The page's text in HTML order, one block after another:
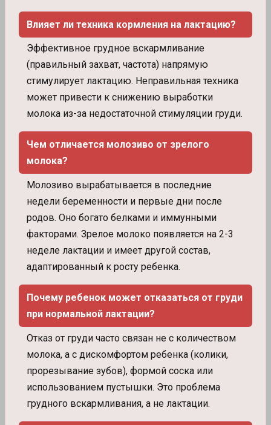
Влияет ли техника кормления на лактацию?
Эффективное грудное вскармливание
(правильный захват, частота) напрямую
стимулирует лактацию. Неправильная техника
может привести к снижению выработки
молока из-за недостаточной стимуляции груди.
Чем отличается молозиво от зрелого
молока?
Молозиво вырабатывается в последние
недели беременности и первые дни после
родов. Оно богато белками и иммунными
факторами. Зрелое молоко появляется на 2-3
неделе лактации и имеет другой состав,
адаптированный к росту ребенка.
Почему ребенок может отказаться от груди
при нормальной лактации?
Отказ от груди часто связан не с количеством
молока, а с дискомфортом ребенка (колики,
прорезывание зубов), формой соска или
использованием пустышки. Это проблема
грудного вскармливания, а не лактации.